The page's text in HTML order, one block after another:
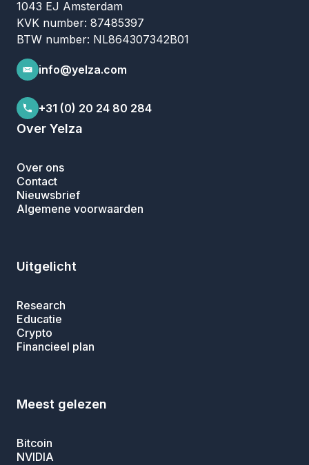
1043 EJ Amsterdam
KVK number: 87485397
BTW number: NL864307342B01
info@yelza.com
+31 (0) 20 24 80 284
Over Yelza
Over ons
Contact
Nieuwsbrief
Algemene voorwaarden
Uitgelicht
Research
Educatie
Crypto
Financieel plan
Meest gelezen
Bitcoin
NVIDIA